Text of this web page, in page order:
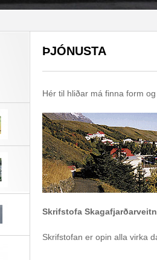
ÞJÓNUSTA
Hér til hliðar má finna form
Skrifstofa
Skrifstofan er opin alla virka